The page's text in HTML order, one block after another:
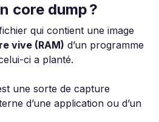
core dump ?
qui contient une image
vive (RAM) d’un programme
ci a planté.
une sorte de capture
d’une application ou d’un